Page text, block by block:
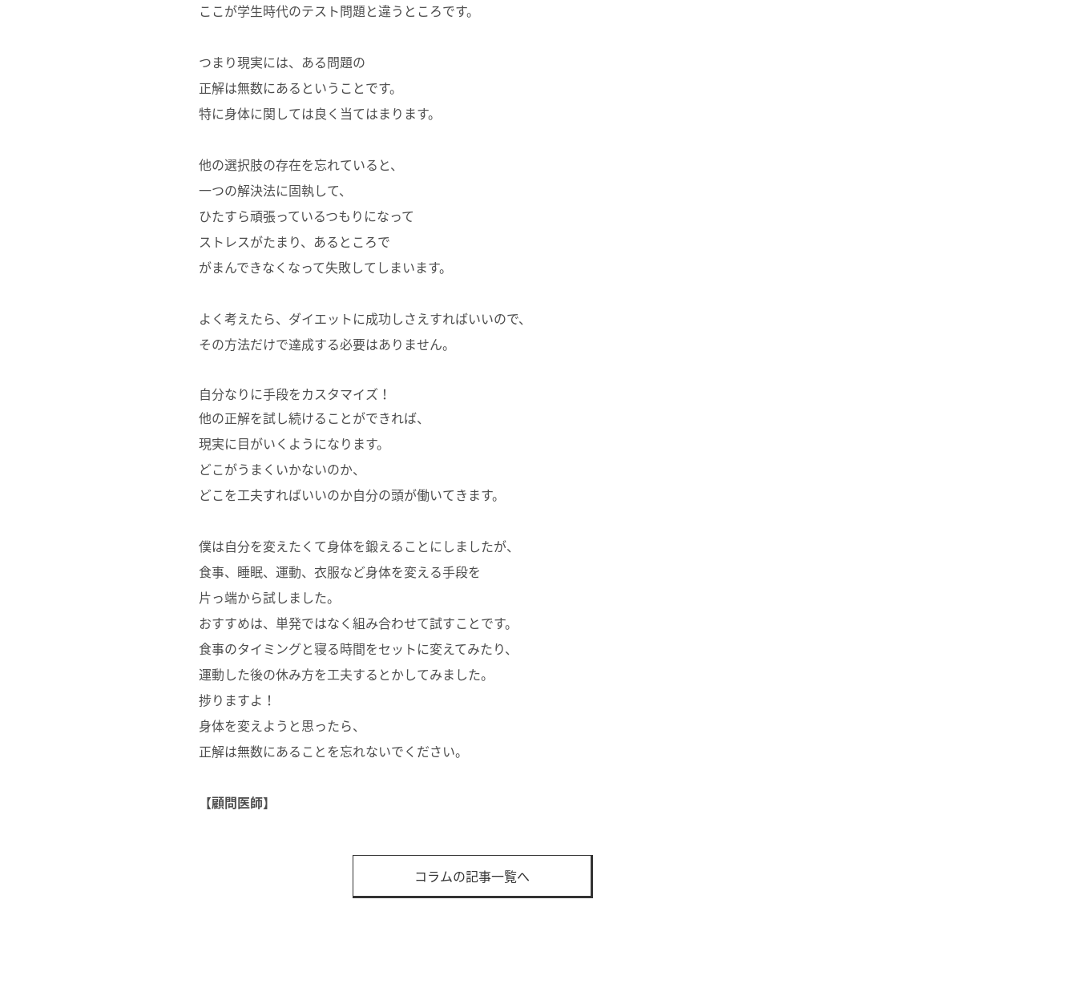
ここが学生時代のテスト問題と違うところです。
つまり現実には、ある問題の
正解は無数にあるということです。
特に身体に関しては良く当てはまります。
他の選択肢の存在を忘れていると、
一つの解決法に固執して、
ひたすら頑張っているつもりになって
ストレスがたまり、あるところで
がまんできなくなって失敗してしまいます。
よく考えたら、ダイエットに成功しさえすればいいので、
その方法だけで達成する必要はありません。
自分なりに手段をカスタマイズ！
他の正解を試し続けることができれば、
現実に目がいくようになります。
どこがうまくいかないのか、
どこを工夫すればいいのか自分の頭が働いてきます。
僕は自分を変えたくて身体を鍛えることにしましたが、
食事、睡眠、運動、衣服など身体を変える手段を
片っ端から試しました。
おすすめは、単発ではなく組み合わせて試すことです。
食事のタイミングと寝る時間をセットに変えてみたり、
運動した後の休み方を工夫するとかしてみました。
捗りますよ！
身体を変えようと思ったら、
正解は無数にあることを忘れないでください。
【顧問医師】
コラムの記事一覧へ